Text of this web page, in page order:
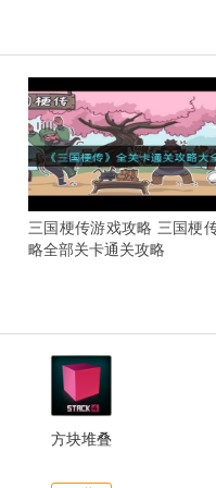
三国梗传游戏攻略 三国梗
略全部关卡通关攻略
方块堆叠